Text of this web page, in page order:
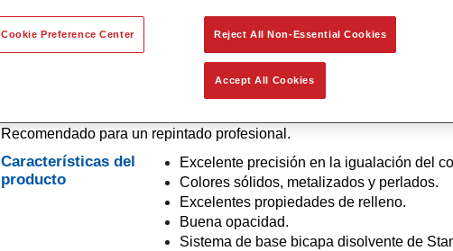
Standox Basecoat Mix
Recomendado para un repintado profesional.
Características del
producto
Excelente precisión en la igualación del
Colores sólidos, metalizados y perlados.
Excelentes propiedades de relleno.
Buena opacidad.
Sistema de base bicapa disolvente de
Reject All Non-Essential Cookies
Accept All Cookies
Cookie Preference Center